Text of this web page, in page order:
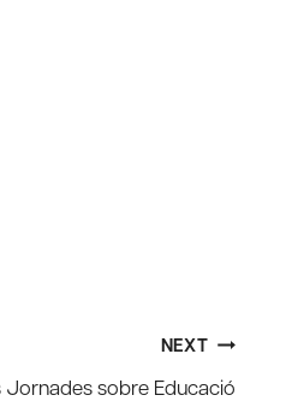
NEXT
Jornades sobre Educació